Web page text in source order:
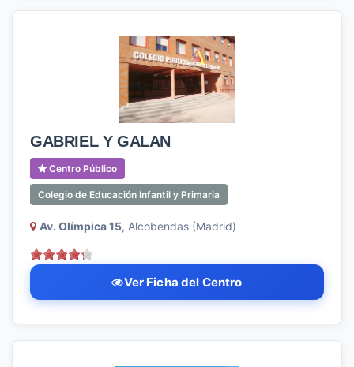
GABRIEL Y GALAN
Centro Público
Colegio de Educación Infantil y Primaria
Av. Olímpica 15, Alcobendas (Madrid)
Ver Ficha del Centro